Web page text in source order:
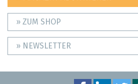
» ZUM SHOP
» NEWSLETTER